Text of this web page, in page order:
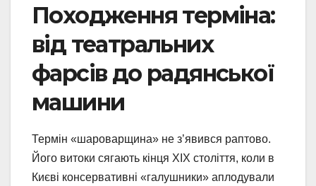
Походження терміна:
від театральних
фарсів до радянської
машини
Термін «шароварщина» не з’явився раптово.
Його витоки сягають кінця XIX століття, коли в
Києві консервативні «галушники» аплодували